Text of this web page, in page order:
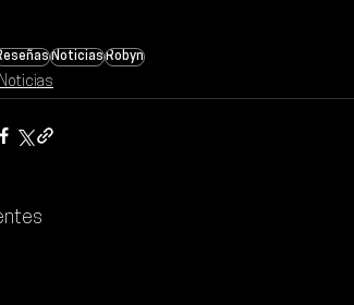
NoticiasRobyn
Noticias